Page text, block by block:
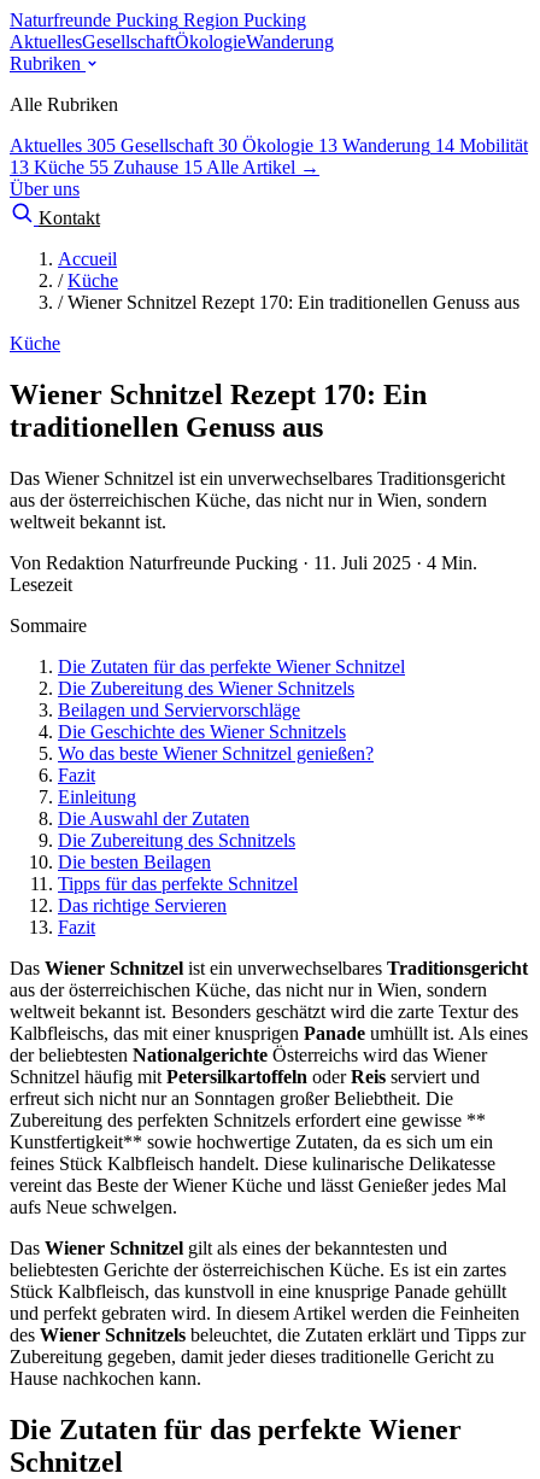
Naturfreunde Pucking Region Pucking
AktuellesGesellschaftÖkologieWanderung
Rubriken
Alle Rubriken
Aktuelles 305 Gesellschaft 30 Ökologie 13 Wanderung 14 Mobilität
13 Küche 55 Zuhause 15 Alle Artikel →
Über uns
Kontakt
Accueil
/ Küche
/ Wiener Schnitzel Rezept 170: Ein traditionellen Genuss aus
Küche
Wiener Schnitzel Rezept 170: Ein
traditionellen Genuss aus
Das Wiener Schnitzel ist ein unverwechselbares Traditionsgericht
aus der österreichischen Küche, das nicht nur in Wien, sondern
weltweit bekannt ist.
Von Redaktion Naturfreunde Pucking · 11. Juli 2025 · 4 Min.
Lesezeit
Sommaire
Die Zutaten für das perfekte Wiener Schnitzel
Die Zubereitung des Wiener Schnitzels
Beilagen und Serviervorschläge
Die Geschichte des Wiener Schnitzels
Wo das beste Wiener Schnitzel genießen?
Fazit
Einleitung
Die Auswahl der Zutaten
Die Zubereitung des Schnitzels
Die besten Beilagen
Tipps für das perfekte Schnitzel
Das richtige Servieren
Fazit
Das Wiener Schnitzel ist ein unverwechselbares Traditionsgericht
aus der österreichischen Küche, das nicht nur in Wien, sondern
weltweit bekannt ist. Besonders geschätzt wird die zarte Textur des
Kalbfleischs, das mit einer knusprigen Panade umhüllt ist. Als eines
der beliebtesten Nationalgerichte Österreichs wird das Wiener
Schnitzel häufig mit Petersilkartoffeln oderReis serviert und
erfreut sich nicht nur an Sonntagen großer Beliebtheit. Die
Zubereitung des perfekten Schnitzels erfordert eine gewisse **
Kunstfertigkeit** sowie hochwertige Zutaten, da es sich um ein
feines Stück Kalbfleisch handelt. Diese kulinarische Delikatesse
vereint das Beste der Wiener Küche und lässt Genießer jedes Mal
aufs Neue schwelgen.
Das Wiener Schnitzel gilt als eines der bekanntesten und
beliebtesten Gerichte der österreichischen Küche. Es ist ein zartes
Stück Kalbfleisch, das kunstvoll in eine knusprige Panade gehüllt
und perfekt gebraten wird. In diesem Artikel werden die Feinheiten
des Wiener Schnitzels beleuchtet, die Zutaten erklärt und Tipps zur
Zubereitung gegeben, damit jeder dieses traditionelle Gericht zu
Hause nachkochen kann.
Die Zutaten für das perfekte Wiener
Schnitzel